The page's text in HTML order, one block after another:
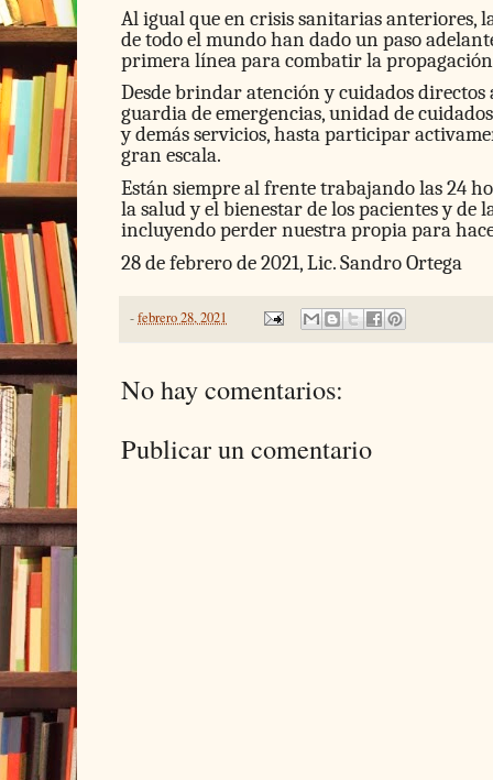
Al igual que en crisis sanitarias anteriores,
de todo el mundo han dado un paso
primera línea para combatir la propagación
Desde brindar atención y cuidados directos
guardia de emergencias, unidad de
y demás servicios, hasta participar
gran escala.
Están siempre al frente trabajando las 24
la salud y el bienestar de los pacientes y de
incluyendo perder nuestra propia para
28 de febrero de 2021, Lic. Sandro Ortega
-febrero 28, 2021
No hay comentarios:
Publicar un comentario